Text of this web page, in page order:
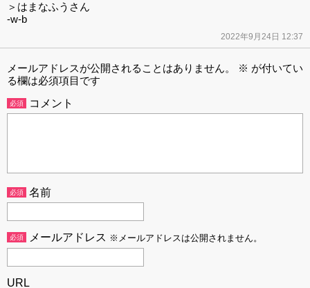
＞はまなふうさん
-w-b
2022年9月24日 12:37
メールアドレスが公開されることはありません。 ※ が付いてい
る欄は必須項目です
必須 コメント
必須 名前
必須 メールアドレス ※メールアドレスは公開されません。
URL